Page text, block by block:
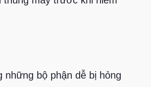
những bộ phận dễ bị hỏng